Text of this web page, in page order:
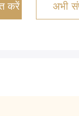
करें अभी